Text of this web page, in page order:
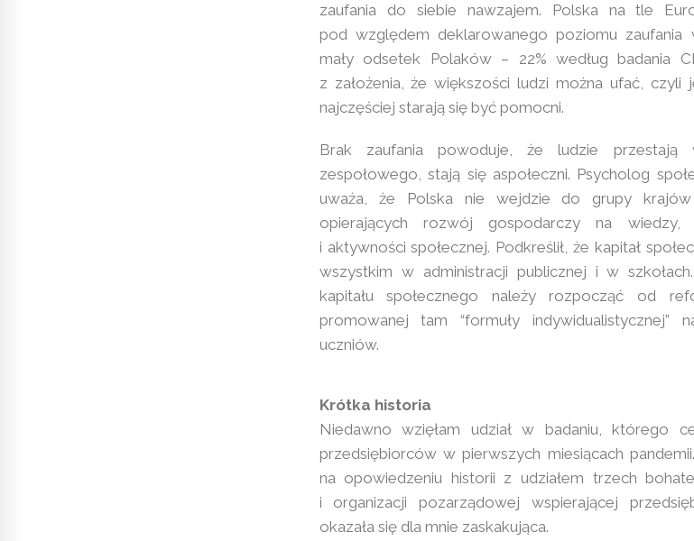
zaufania do siebie nawzajem. Polska na tle
pod względem deklarowanego poziomu zaufania
mały odsetek Polaków – 22% według badania
z założenia, że większości ludzi można ufać, czyli
najczęściej starają się być pomocni.
Brak zaufania powoduje, że ludzie przestają
zespołowego, stają się aspołeczni. Psycholog
uważa, że Polska nie wejdzie do grupy krajów
opierających rozwój gospodarczy na wiedzy,
i aktywności społecznej. Podkreślił, że kapitał
wszystkim w administracji publicznej i w
kapitału społecznego należy rozpocząć od
promowanej tam “formuły indywidualistycznej”
uczniów.
Krótka historia
Niedawno wzięłam udział w badaniu, którego
przedsiębiorców w pierwszych miesiącach
na opowiedzeniu historii z udziałem trzech
i organizacji pozarządowej wspierającej
okazała się dla mnie zaskakująca.